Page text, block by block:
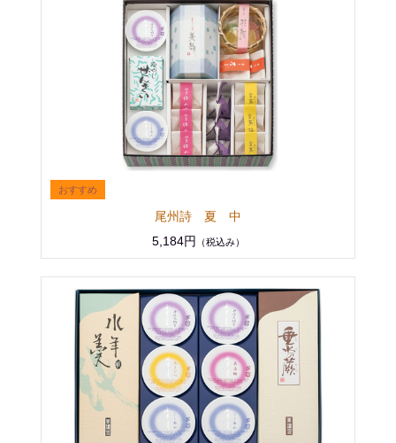
尾州詩 夏 中
5,184円
（税込み）